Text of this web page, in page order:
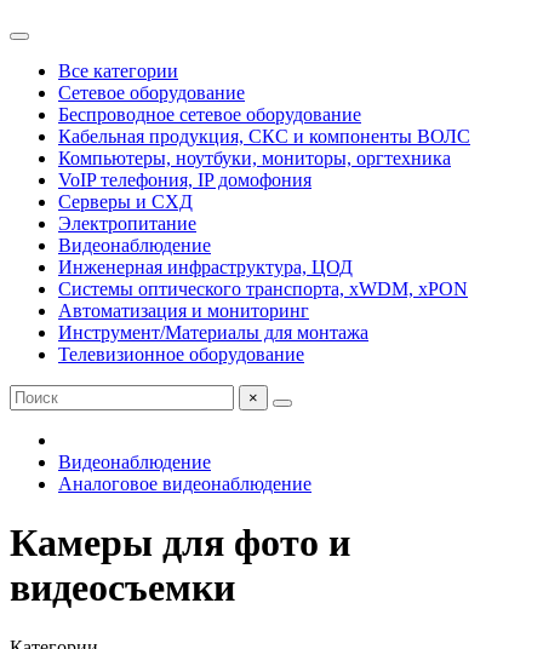
Все категории
Сетевое оборудование
Беспроводное сетевое оборудование
Кабельная продукция, СКС и компоненты ВОЛС
Компьютеры, ноутбуки, мониторы, оргтехника
VoIP телефония, IP домофония
Серверы и СХД
Электропитание
Видеонаблюдение
Инженерная инфраструктура, ЦОД
Системы оптического транспорта, xWDM, xPON
Автоматизация и мониторинг
Инструмент/Материалы для монтажа
Телевизионное оборудование
×
Видеонаблюдение
Аналоговое видеонаблюдение
Камеры для фото и
видеосъемки